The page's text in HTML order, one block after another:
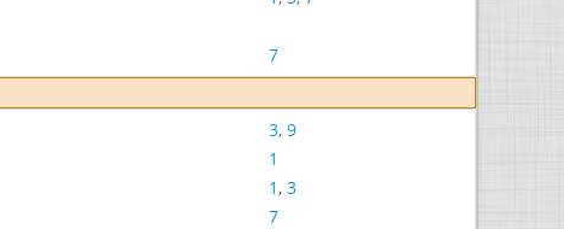
7
3, 9
1
1, 3
7